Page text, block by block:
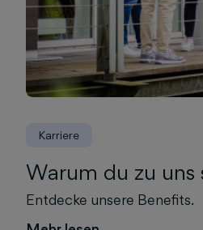
Karriere
Warum du zu uns
Entdecke unsere Benefits.